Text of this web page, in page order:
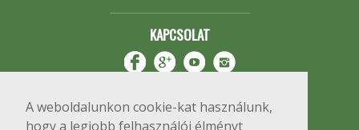
A weboldalunkon cookie-kat használunk,
hogy a legjobb felhasználói élményt
KAPCSOLAT